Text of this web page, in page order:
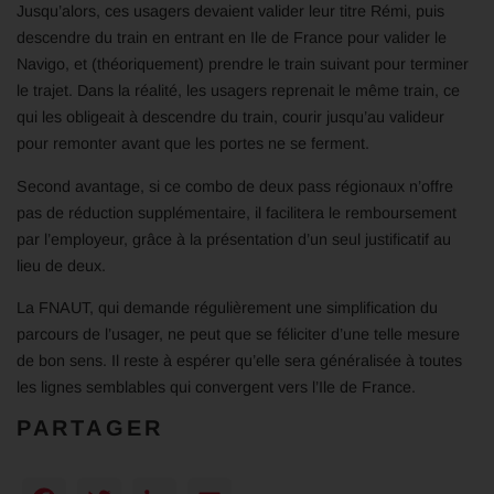
Jusqu’alors, ces usagers devaient valider leur titre Rémi, puis
descendre du train en entrant en Ile de France pour valider le
Navigo, et (théoriquement) prendre le train suivant pour terminer
le trajet. Dans la réalité, les usagers reprenait le même train, ce
qui les obligeait à descendre du train, courir jusqu’au valideur
pour remonter avant que les portes ne se ferment.
Second avantage, si ce combo de deux pass régionaux n’offre
pas de réduction supplémentaire, il facilitera le remboursement
par l’employeur, grâce à la présentation d’un seul justificatif au
lieu de deux.
La FNAUT, qui demande régulièrement une simplification du
parcours de l’usager, ne peut que se féliciter d’une telle mesure
de bon sens. Il reste à espérer qu’elle sera généralisée à toutes
les lignes semblables qui convergent vers l’Ile de France.
PARTAGER